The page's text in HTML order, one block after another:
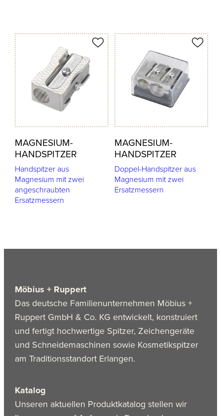
MAGNESIUM-
HANDSPITZER
Handspitzer aus
Magnesium mit zwei
angeschraubten
Ersatzmessern
merken
MAGNESIUM-
HANDSPITZER
Doppel-Handspitzer aus
Magnesium mit zwei
Ersatzmessern
Produkt merken
Möbius + Ruppert
Das deutsche Familienunternehmen Möbius +
Ruppert GmbH & Co. KG entwickelt, konstruiert
und fertigt hochwertige Spitzer, Zeichengeräte
und Schneidemaschinen sowie Kosmetikspitzer
am Traditionsstandort Erlangen.
Katalog
Unseren aktuellen Produktkatalog stellen wir